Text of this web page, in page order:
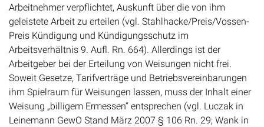
Arbeitnehmer verpflichtet, Auskunft über die von ihm
geleistete Arbeit zu erteilen (vgl. Stahlhacke/Preis/Vossen-
Preis Kündigung und Kündigungsschutz im
Arbeitsverhältnis 9. Aufl. Rn. 664). Allerdings ist der
Arbeitgeber bei der Erteilung von Weisungen nicht frei.
Soweit Gesetze, Tarifverträge und Betriebsvereinbarungen
ihm Spielraum für Weisungen lassen, muss der Inhalt einer
Weisung „billigem Ermessen“ entsprechen (vgl. Luczak in
Leinemann GewO Stand März 2007 § 106 Rn. 29; Wank in